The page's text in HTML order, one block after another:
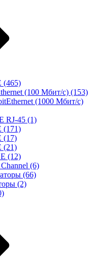
(465)
(100 Мбит/с) (153)
(1000 Мбит/с)
RJ-45 (1)
(171)
(17)
(21)
(12)
(6)
(66)
(2)